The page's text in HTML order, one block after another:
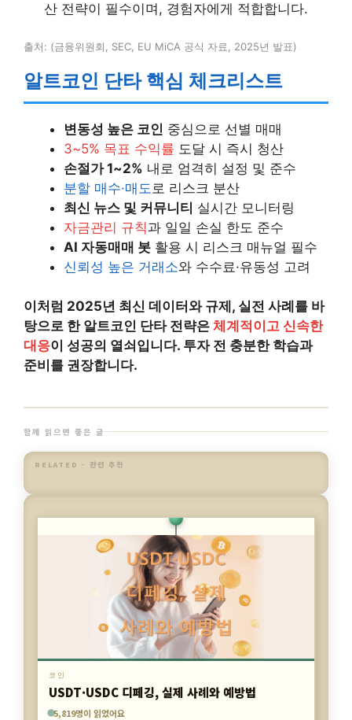
산 전략이 필수이며, 경험자에게 적합합니다.
출처: (금융위원회, SEC, EU MiCA 공식 자료, 2025년 발표)
알트코인 단타 핵심 체크리스트
변동성 높은 코인 중심으로 선별 매매
3~5% 목표 수익률 도달 시 즉시 청산
손절가 1~2% 내로 엄격히 설정 및 준수
분할 매수·매도 로 리스크 분산
최신 뉴스 및 커뮤니티 실시간 모니터링
자금관리 규칙과 일일 손실 한도 준수
AI 자동매매 봇 활용 시 리스크 매뉴얼 필수
신뢰성 높은 거래소와 수수료·유동성 고려
이처럼 2025년 최신 데이터와 규제, 실전 사례를 바
탕으로 한 알트코인 단타 전략은 체계적이고 신속한
대응이 성공의 열쇠입니다. 투자 전 충분한 학습과
준비를 권장합니다.
함께 읽으면 좋은 글
RELATED · 관련 추천
1,597명이 읽었어요
5,819명이 읽었어요
코인
NFT로 월 100만원 버는 현실적인 방법
7,743명이 읽었어요